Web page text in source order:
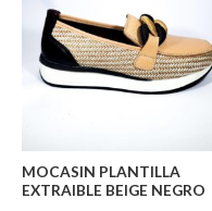
MOCASIN PLANTILLA
EXTRAIBLE BEIGE NEGRO